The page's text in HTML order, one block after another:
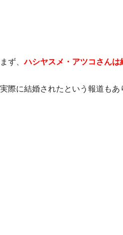
まず、ハシヤスメ・アツコさんは
実際に結婚されたという報道もあ